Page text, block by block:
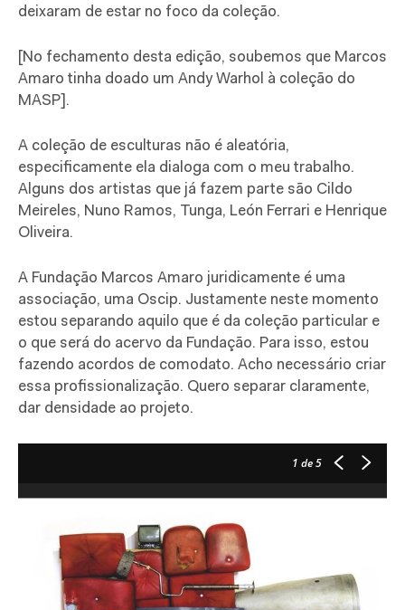
deixaram de estar no foco da coleção.
[No fechamento desta edição, soubemos que Marcos
Amaro tinha doado um Andy Warhol à coleção do
MASP].
A coleção de esculturas não é aleatória,
especificamente ela dialoga com o meu trabalho.
Alguns dos artistas que já fazem parte são Cildo
Meireles, Nuno Ramos, Tunga, León Ferrari e Henrique
Oliveira.
A Fundação Marcos Amaro juridicamente é uma
associação, uma Oscip. Justamente neste momento
estou separando aquilo que é da coleção particular e
o que será do acervo da Fundação. Para isso, estou
fazendo acordos de comodato. Acho necessário criar
essa profissionalização. Quero separar claramente,
dar densidade ao projeto.
1 de 5